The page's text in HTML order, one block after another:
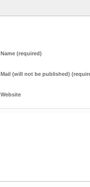
Name (required)
Mail (will not be published)
Website